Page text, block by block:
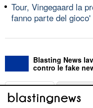
Tour, Vingegaard la
fanno parte del gioco'
Blasting News
contro le fake
ABOUT